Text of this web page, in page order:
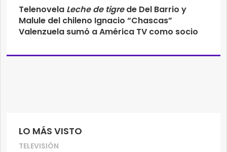
LO MÁS VISTO
TELEVISIÓN
Telenovela Leche de tigrede Del Barrio y
Malule del chileno Ignacio “Chascas”
Valenzuela sumó a América TV como socio